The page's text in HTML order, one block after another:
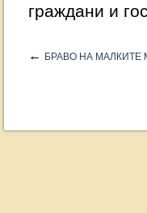
граждани и
← БРАВО НА МАЛКИТЕ